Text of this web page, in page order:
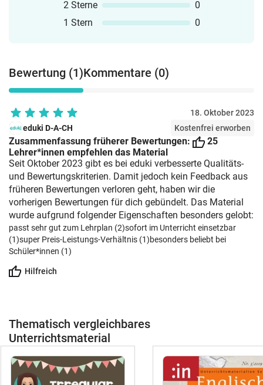
2 Sterne
0
1 Stern
0
Bewertung (1)Kommentare (0)
18. Oktober 2023
eduki D-A-CH
Kostenfrei erworben
Zusammenfassung früherer Bewertungen:
25
Lehrer*innen empfehlen das Material
Seit Oktober 2023 gibt es bei eduki verbesserte Qualitäts-
und Bewertungskriterien. Damit jedoch kein Feedback aus
früheren Bewertungen verloren geht, haben wir die
vorherigen Bewertungen für dich gebündelt. Das Material
wurde aufgrund folgender Eigenschaften besonders gelobt:
passt sehr gut zum Lehrplan (2)sofort im Unterricht einsetzbar
(1)super Preis-Leistungs-Verhältnis (1)besonders beliebt bei
Schüler*innen (1)
Hilfreich
Thematisch vergleichbares
Unterrichtsmaterial